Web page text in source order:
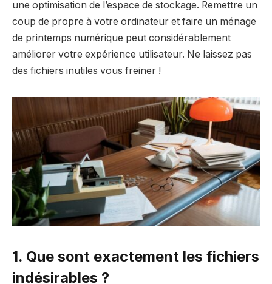
une optimisation de l’espace de stockage. Remettre un
coup de propre à votre ordinateur et faire un ménage
de printemps numérique peut considérablement
améliorer votre expérience utilisateur. Ne laissez pas
des fichiers inutiles vous freiner !
1. Que sont exactement les fichiers
indésirables ?